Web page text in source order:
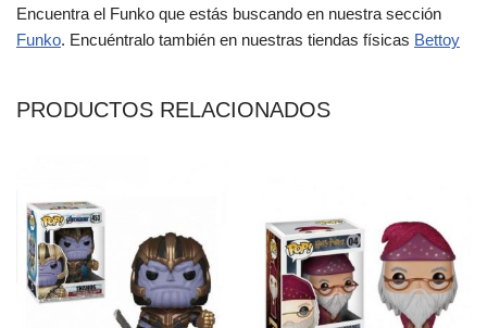
Encuentra el Funko que estás buscando en nuestra sección
Funko. Encuéntralo también en nuestras tiendas físicas Bettoy
PRODUCTOS RELACIONADOS